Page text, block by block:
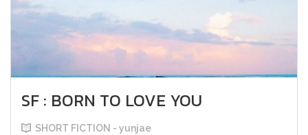
SF : BORN TO LOVE YOU
SHORT FICTION - yunjae